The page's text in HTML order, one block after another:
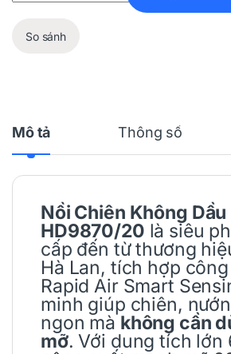
So sánh
Mô tả Thông số
Nồi Chiên Không Dầu
HD9870/20 là siêu
cấp đến từ thương
Hà Lan, tích hợp
Rapid Air Smart
minh giúp chiên,
ngon mà không cần
mỡ. Với dung tích lớn